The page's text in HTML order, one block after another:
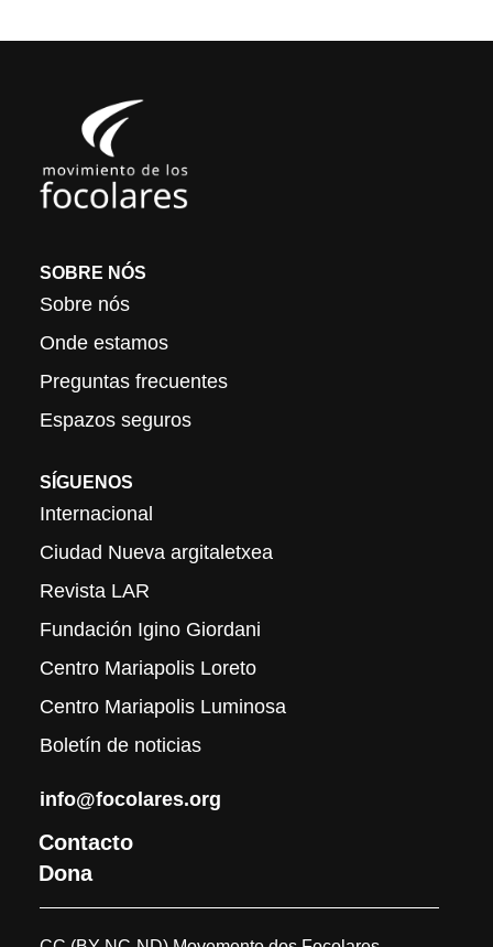
SOBRE NÓS
Sobre nós
Onde estamos
Preguntas frecuentes
Espazos seguros
SÍGUENOS
Internacional
Ciudad Nueva argitaletxea
Revista LAR
Fundación Igino Giordani
Centro Mariapolis Loreto
Centro Mariapolis Luminosa
Boletín de noticias
info@focolares.org
Contacto
Dona